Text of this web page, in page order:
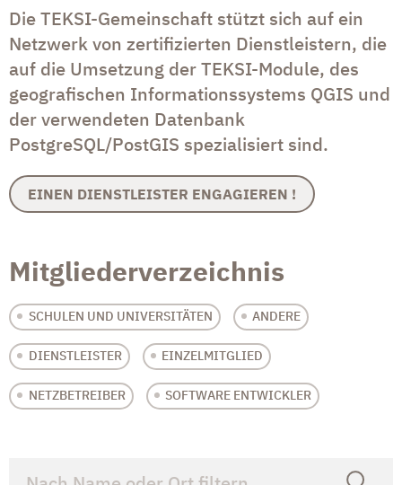
Die TEKSI-Gemeinschaft stützt sich auf ein
Netzwerk von zertifizierten Dienstleistern, die
auf die Umsetzung der TEKSI-Module, des
geografischen Informationssystems QGIS und
der verwendeten Datenbank
PostgreSQL/PostGIS spezialisiert sind.
EINEN DIENSTLEISTER ENGAGIEREN !
Mitgliederverzeichnis
SCHULEN UND UNIVERSITÄTEN ANDERE
DIENSTLEISTER EINZELMITGLIED
NETZBETREIBER SOFTWARE ENTWICKLER